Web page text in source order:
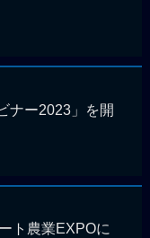
ナー2023」を開
ト農業EXPOに